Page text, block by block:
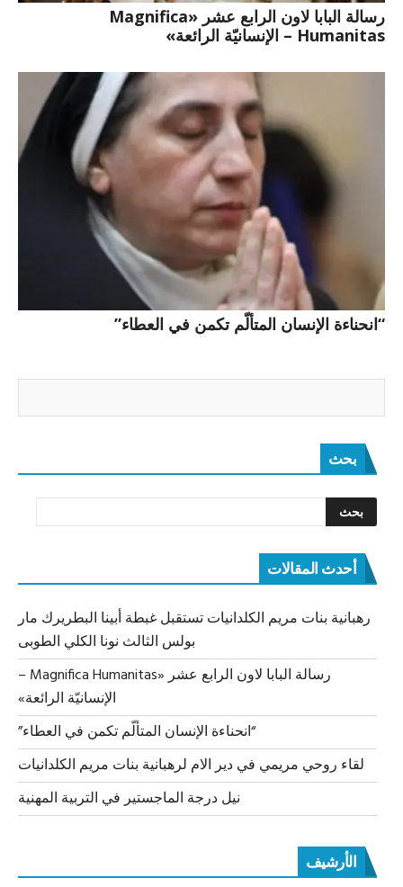
رسالة البابا لاون الرابع عشر «Magnifica
Humanitas – الإنسانيّة الرائعة»
“انحناءة الإنسان المتألّم تكمن في العطاء”
بحث
أحدث المقالات
رهبانية بنات مريم الكلدانيات تستقبل غبطة أبينا البطريرك مار
بولس الثالث نونا الكلي الطوبى
رسالة البابا لاون الرابع عشر «Magnifica Humanitas –
الإنسانيّة الرائعة»
“انحناءة الإنسان المتألّم تكمن في العطاء”
لقاء روحي مريمي في دير الام لرهبانية بنات مريم الكلدانيات
نيل درجة الماجستير في التربية المهنية
الأرشيف